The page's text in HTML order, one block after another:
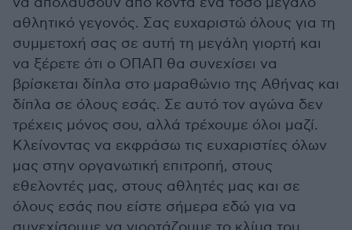
αθλητικό γεγονός. Σας ευχαριστώ όλους για τη
συμμετοχή σας σε αυτή τη μεγάλη γιορτή και
να ξέρετε ότι ο ΟΠΑΠ θα συνεχίσει να
βρίσκεται δίπλα στο μαραθώνιο της Αθήνας και
δίπλα σε όλους εσάς. Σε αυτό τον αγώνα δεν
τρέχεις μόνος σου, αλλά τρέχουμε όλοι μαζί.
Κλείνοντας να εκφράσω τις ευχαριστίες όλων
μας στην οργανωτική επιτροπή, στους
εθελοντές μας, στους αθλητές μας και σε
όλους εσάς που είστε σήμερα εδώ για να